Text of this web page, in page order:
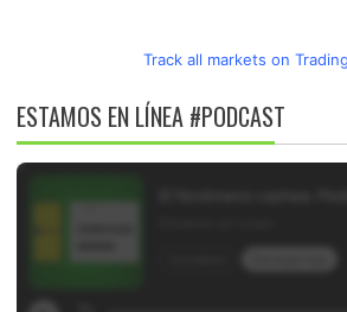
Track all markets on
ESTAMOS EN LÍNEA #PODCAST